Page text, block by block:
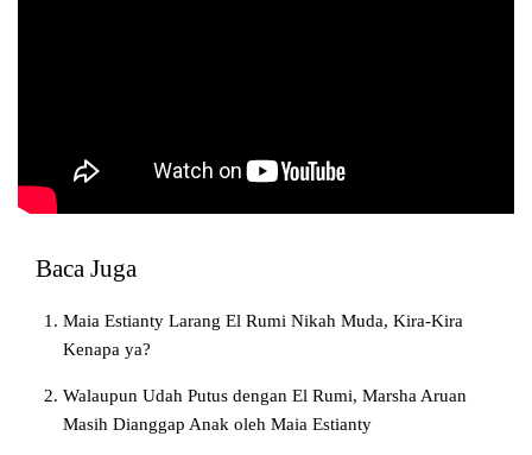
Baca Juga
Maia Estianty Larang El Rumi Nikah Muda, Kira-Kira
Kenapa ya?
Walaupun Udah Putus dengan El Rumi, Marsha Aruan
Masih Dianggap Anak oleh Maia Estianty